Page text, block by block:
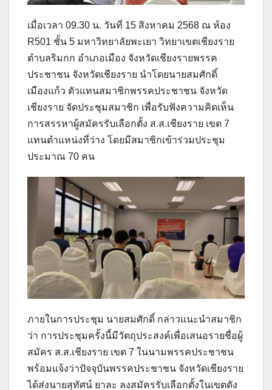
เมื่อเวลา 09.30 น. วันที่ 15 สิงหาคม 2568 ณ ห้อง
R501 ชั้น 5 มหาวิทยาลัยพะเยา วิทยาเขตเชียงราย
ตำบลริมกก อำเภอเมือง จังหวัดเชียงรายพรรค
ประชาชน จังหวัดเชียงราย นำโดยนายสมศักดิ์
เมืองแก้ว ตัวแทนสมาชิกพรรคประชาชน จังหวัด
เชียงราย จัดประชุมสมาชิก เพื่อรับฟังความคิดเห็น
การสรรหาผู้สมัครรับเลือกตั้ง ส.ส.เชียงราย เขต 7
แทนตำแหน่งที่ว่าง โดยมีสมาชิกเข้าร่วมประชุม
ประมาณ 70 คน
ภายในการประชุม นายสมศักดิ์ กล่าวแนะนำสมาชิก
ว่า การประชุมครั้งนี้มีวัตถุประสงค์เพื่อเสนอรายชื่อผู้
สมัคร ส.ส.เชียงราย เขต 7 ในนามพรรคประชาชน
พร้อมแจ้งว่าปัจจุบันพรรคประชาชน จังหวัดเชียงราย
ได้ส่งนายสุทัศน์ ยาละ ลงสมัครรับเลือกตั้งในเขตดัง